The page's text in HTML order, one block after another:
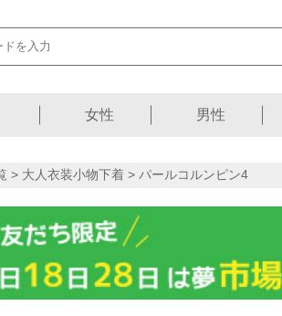
女性 男性
> 大人衣装小物下着 > パールコルンピン4